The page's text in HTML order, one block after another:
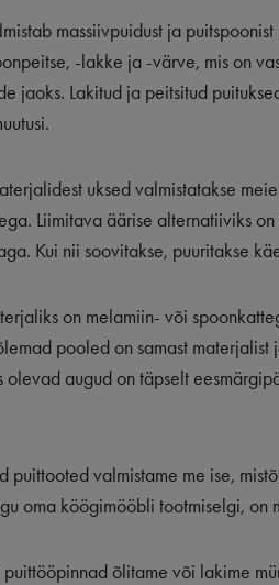
massiivpuidust ja
-lakke ja -värve, mis on
jaoks. Lakitud ja peitsitud
uksed valmistatakse
Liimitava äärise alternatiiviks
Kui nii soovitakse, puuritakse
on melamiin- või
pooled on samast
olevad augud on täpselt
puittooted valmistame me ise,
oma köögimööbli tootmiselgi, on
õlitame või lakime